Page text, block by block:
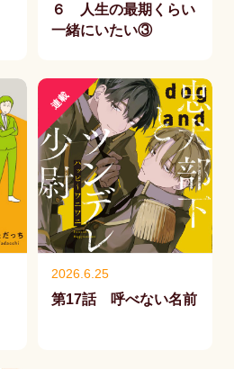
６ 人生の最期くらい
一緒にいたい③
連載
2026.6.25
第17話 呼べない名前